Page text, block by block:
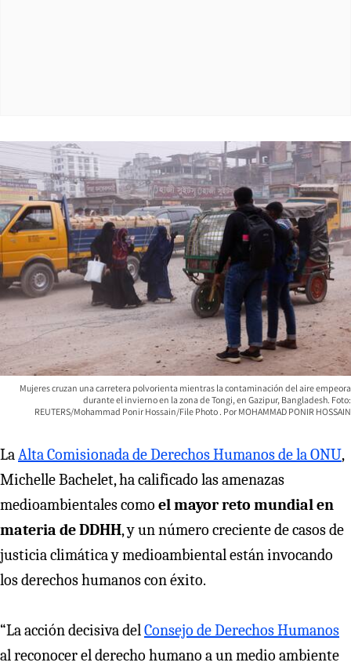
Mujeres cruzan una carretera polvorienta mientras la contaminación del aire empeora
durante el invierno en la zona de Tongi, en Gazipur, Bangladesh. Foto:
REUTERS/Mohammad Ponir Hossain/File Photo
MOHAMMAD PONIR HOSSAIN
LaAlta Comisionada de Derechos Humanos de la ONU,
Michelle Bachelet, ha calificado las amenazas
medioambientales como el mayor reto mundial en
materia de DDHH, y un número creciente de casos de
justicia climática y medioambiental están invocando
los derechos humanos con éxito.
“La acción decisiva delConsejo de Derechos Humanos
al reconocer el derecho humano a un medio ambiente